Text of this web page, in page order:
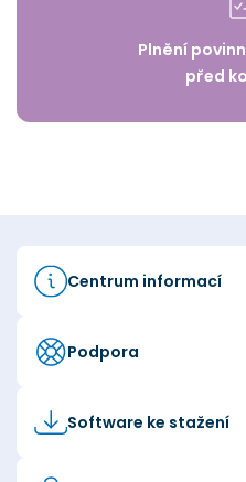
Plnění
před
Centrum informací
Podpora
Software ke stažení